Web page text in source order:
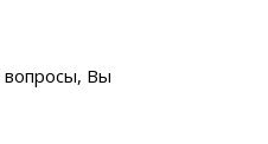
вопросы, Вы